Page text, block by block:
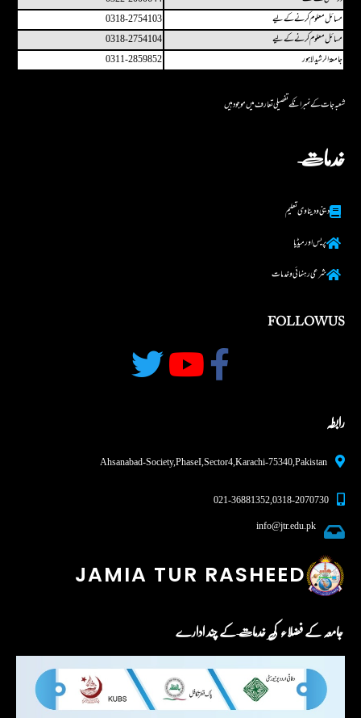
مسائل معلوم کرنے کے لیے
0318-2754103
مسائل معلوم کرنے کے لیے
0318-2754104
جامعۃ الرشید لاہور
0311-2859852
شعبہ جات کے نمبر انکے تفصیلی تعارف میں مو جو د ہیں
خدمات
دینی و دینا وی تعلیم
پریس اور میڈیا
شرعی رہنما ئی و خدمات
FOLLOW US
رابطہ
Ahsanabad-Society, Phase I, Sector 4, Karachi - 75340,Pakistan
0318-2070730 , 021-36881352
info@jtr.edu.pk
JAMIA TUR RASHEED
جامعہ کے فضلاء کی خدمات کے چند ادارے